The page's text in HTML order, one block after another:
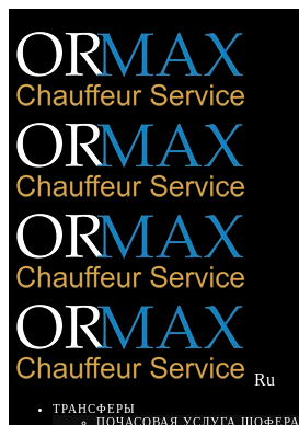
Ru
ТРАНСФЕРЫ
ПОЧАСОВАЯ УСЛУГА ШОФЕРА